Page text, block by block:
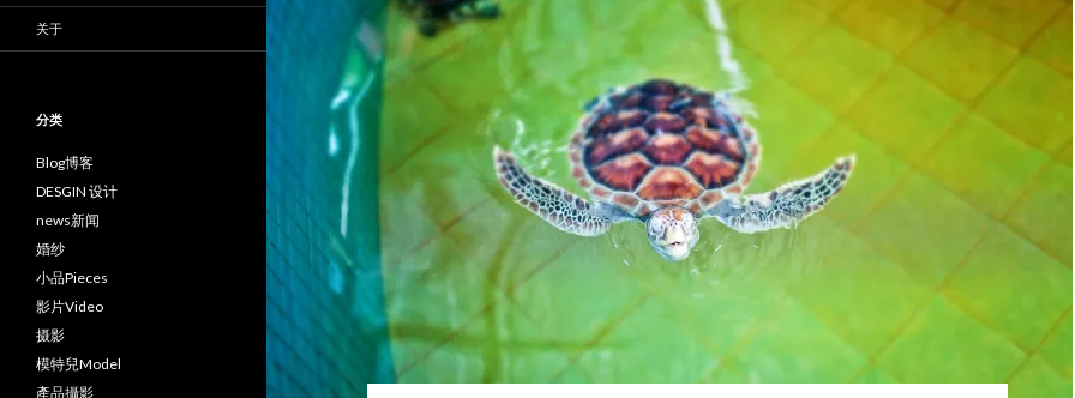
关于
分类
Blog博客
DESGIN 设计
news新闻
婚纱
小品Pieces
影片Video
摄影
模特兒Model
產品攝影